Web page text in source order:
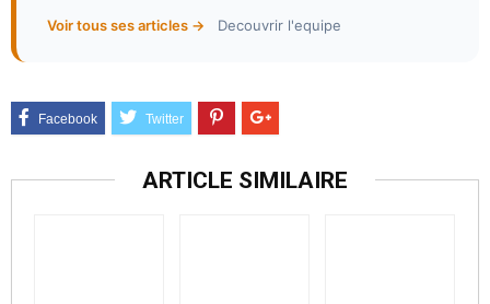
Voir tous ses articles → Decouvrir l'equipe
ARTICLE SIMILAIRE